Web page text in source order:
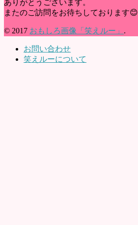
ありがとうございます。
またのご訪問をお待ちしております😊
© 2017 おもしろ画像「笑えルー」 .
お問い合わせ
笑えルーについて